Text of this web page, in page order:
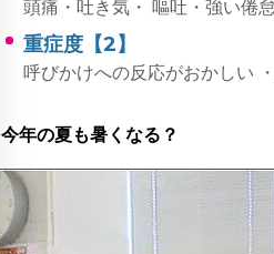
頭痛・吐き気・ 嘔吐・強い倦
重症度【2】
呼びかけへの反応がおかしい
今年の夏も暑くなる？